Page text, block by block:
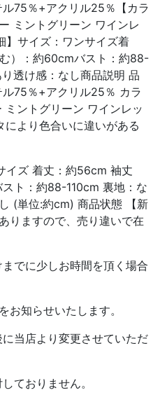
75％+アクリル25％【カラ
ミントグリーン ワインレ
】サイズ：ワンサイズ着
）：約60cmバスト：約88-
透け感：なし商品説明 品
75％+アクリル25％ カラ
ントグリーン ワインレッ
により色合いに違いがある
イズ 着丈：約56cm 袖丈
ト：約88-110cm 裏地：な
(単位:約cm) 商品状態 【新
りますので、売り違いで在
でに少しお時間を頂く場合
お知らせいたします。
当店より変更させていただ
ておりません。